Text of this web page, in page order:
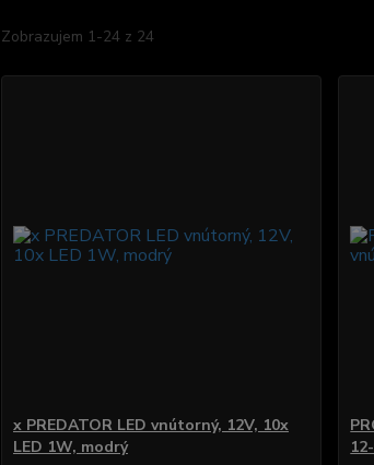
Zobrazujem 1-24 z 24
x PREDATOR LED vnútorný, 12V, 10x
LED 1W, modrý